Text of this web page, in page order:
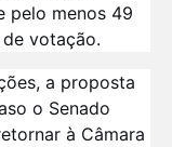
pelo menos 49
votação.
a proposta
o Senado
à Câmara